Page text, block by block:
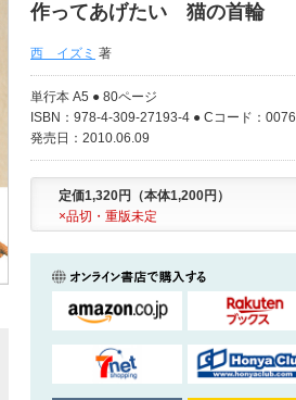
作ってあげたい 猫の首輪
西 イズミ 著
単行本 A5 ● 80ページ
ISBN：978-4-309-27193-4 ● Cコード：0076
発売日：2010.06.09
定価1,320円（本体1,200円）
×品切・重版未定